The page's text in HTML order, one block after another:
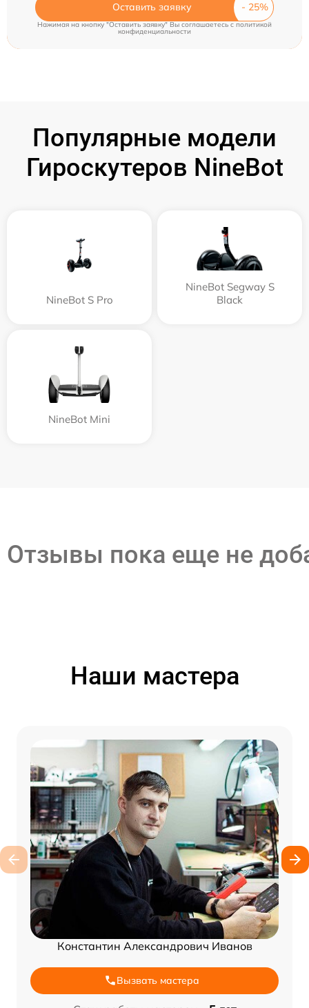
Оставить заявку
Нажимая на кнопку "Оставить заявку" Вы соглашаетесь c политикой
конфиденциальности
Популярные модели
Гироскутеров NineBot
NineBot S Pro
NineBot Segway S
Black
NineBot Mini
Отзывы пока еще не
Наши мастера
Константин Александрович Иванов
Вызвать мастера